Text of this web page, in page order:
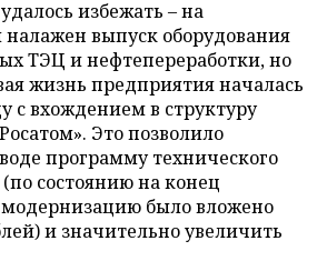
избежать – на
выпуск оборудования
ТЭЦ и нефтепереработки, но
жизнь предприятия началась
с вхождением в структуру
Это позволило
программу технического
состоянию на конец
было вложено
и значительно увеличить